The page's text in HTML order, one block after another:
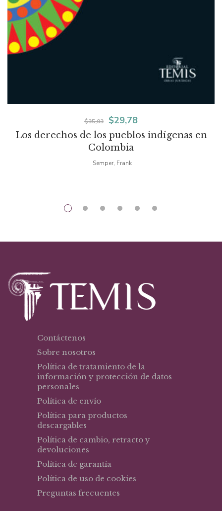
Los derechos de los pueblos indígenas en
Colombia
$35,03
El
precio
$29,78El
precio
Semper, Frank
Contáctenos
Sobre nosotros
Política de tratamiento de la
información y protección de datos
personales
Política de envío
Política para productos
descargables
Política de cambio, retracto y
devoluciones
Política de garantía
Política de uso de cookies
Preguntas frecuentes